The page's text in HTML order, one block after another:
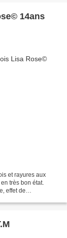
14ans
et rayures aux
très bon état.
effet de